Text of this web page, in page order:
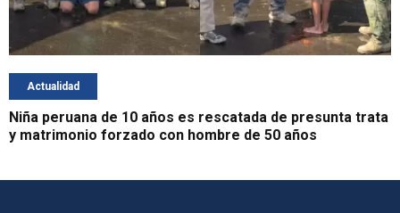
Actualidad
Niña peruana de 10 años es rescatada de presunta trata
y matrimonio forzado con hombre de 50 años